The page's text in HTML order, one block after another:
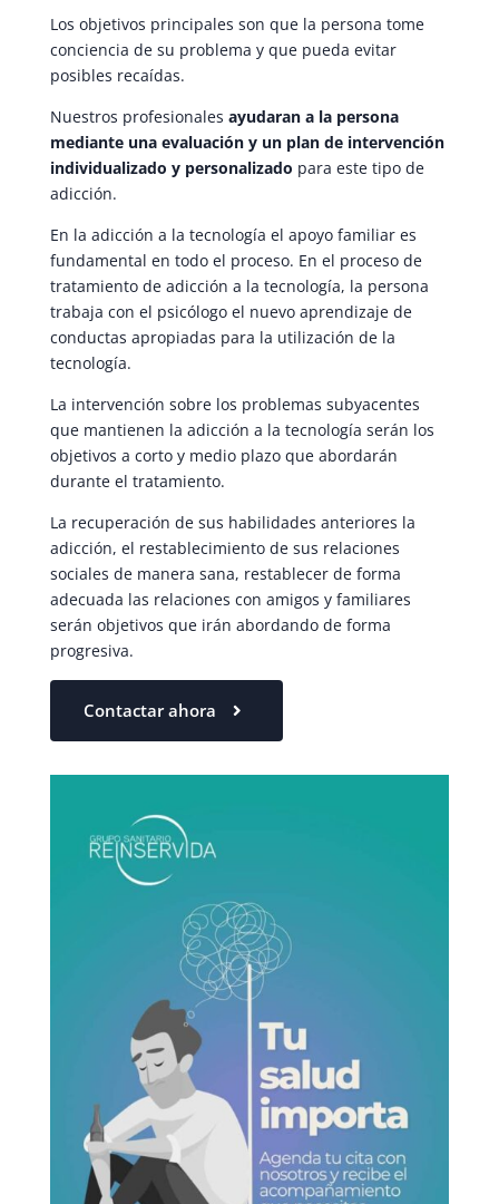
Los objetivos principales son que la persona tome
conciencia de su problema y que pueda evitar
posibles recaídas.
Nuestros profesionales ayudaran a la persona
mediante una evaluación y un plan de intervención
individualizado y personalizado para este tipo de
adicción.
En la adicción a la tecnología el apoyo familiar es
fundamental en todo el proceso. En el proceso de
tratamiento de adicción a la tecnología, la persona
trabaja con el psicólogo el nuevo aprendizaje de
conductas apropiadas para la utilización de la
tecnología.
La intervención sobre los problemas subyacentes
que mantienen la adicción a la tecnología serán los
objetivos a corto y medio plazo que abordarán
durante el tratamiento.
La recuperación de sus habilidades anteriores la
adicción, el restablecimiento de sus relaciones
sociales de manera sana, restablecer de forma
adecuada las relaciones con amigos y familiares
serán objetivos que irán abordando de forma
progresiva.
Contactar ahora